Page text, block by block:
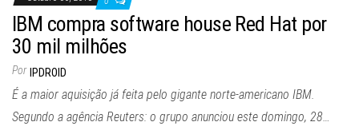
IBM compra software house Red Hat por
30 mil milhões
Por IPDROID
É a maior aquisição já feita pelo gigante norte-americano IBM.
Segundo a agência Reuters: o grupo anunciou este domingo, 28…